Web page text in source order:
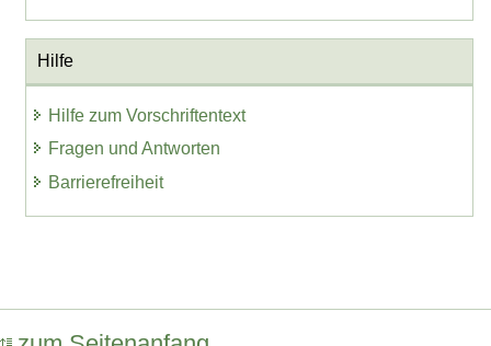
Hilfe
Hilfe zum Vorschriftentext
Fragen und Antworten
Barrierefreiheit